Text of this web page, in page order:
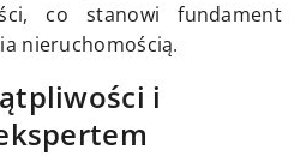
co stanowi fundament
nieruchomością.
i